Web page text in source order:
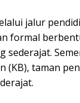
jalur
formal
sederajat.
taman